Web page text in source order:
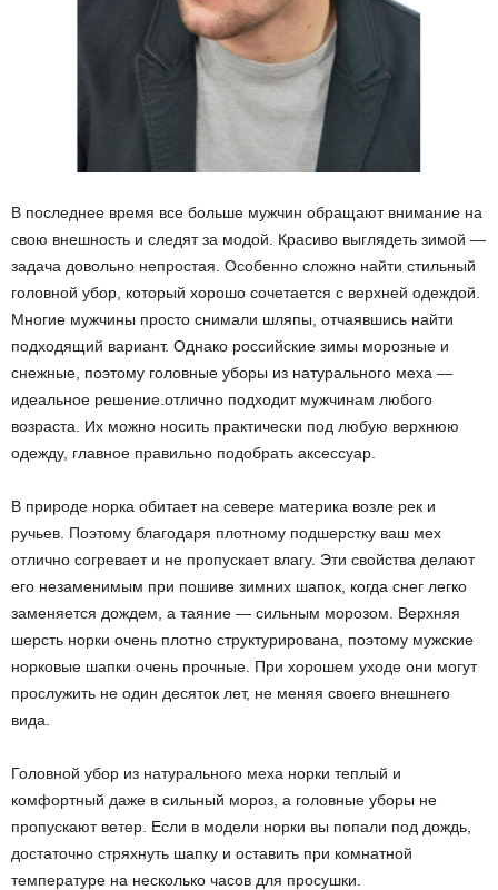
В последнее время все больше мужчин обращают внимание на
свою внешность и следят за модой. Красиво выглядеть зимой —
задача довольно непростая. Особенно сложно найти стильный
головной убор, который хорошо сочетается с верхней одеждой.
Многие мужчины просто снимали шляпы, отчаявшись найти
подходящий вариант. Однако российские зимы морозные и
снежные, поэтому головные уборы из натурального меха —
идеальное решение.отлично подходит мужчинам любого
возраста. Их можно носить практически под любую верхнюю
одежду, главное правильно подобрать аксессуар.
В природе норка обитает на севере материка возле рек и
ручьев. Поэтому благодаря плотному подшерстку ваш мех
отлично согревает и не пропускает влагу. Эти свойства делают
его незаменимым при пошиве зимних шапок, когда снег легко
заменяется дождем, а таяние — сильным морозом. Верхняя
шерсть норки очень плотно структурирована, поэтому мужские
норковые шапки очень прочные. При хорошем уходе они могут
прослужить не один десяток лет, не меняя своего внешнего
вида.
Головной убор из натурального меха норки теплый и
комфортный даже в сильный мороз, а головные уборы не
пропускают ветер. Если в модели норки вы попали под дождь,
достаточно стряхнуть шапку и оставить при комнатной
температуре на несколько часов для просушки.